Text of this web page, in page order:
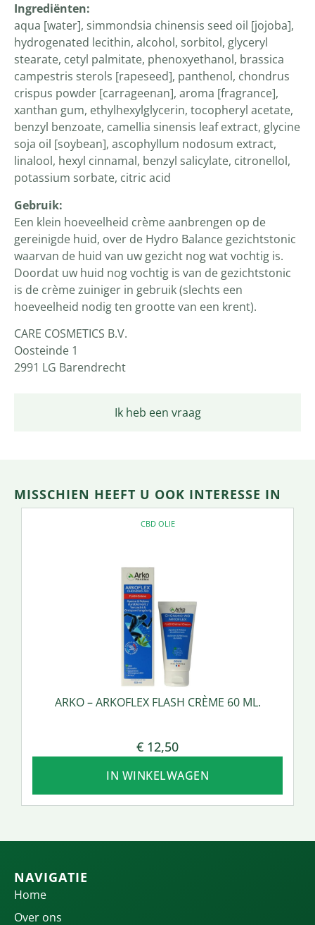
Ik heb een vraag
Ingrediënten:
aqua [water], simmondsia chinensis seed oil [jojoba],
hydrogenated lecithin, alcohol, sorbitol, glyceryl
stearate, cetyl palmitate, phenoxyethanol, brassica
campestris sterols [rapeseed], panthenol, chondrus
crispus powder [carrageenan], aroma [fragrance],
xanthan gum, ethylhexylglycerin, tocopheryl acetate,
benzyl benzoate, camellia sinensis leaf extract, glycine
soja oil [soybean], ascophyllum nodosum extract,
linalool, hexyl cinnamal, benzyl salicylate, citronellol,
potassium sorbate, citric acid
Gebruik:
Een klein hoeveelheid crème aanbrengen op de
gereinigde huid, over de Hydro Balance gezichtstonic
waarvan de huid van uw gezicht nog wat vochtig is.
Doordat uw huid nog vochtig is van de gezichtstonic
is de crème zuiniger in gebruik (slechts een
hoeveelheid nodig ten grootte van een krent).
CARE COSMETICS B.V.
Oosteinde 1
2991 LG Barendrecht
MISSCHIEN HEEFT U OOK INTERESSE IN
CBD OLIE
ARKO – ARKOFLEX FLASH CRÈME 60 ML.
€ 12,50
IN WINKELWAGEN
NAVIGATIE
Home
Over ons